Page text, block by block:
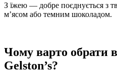
З їжею — добре поєднується з
м’ясом або темним шоколадом.
Чому варто обрати
Gelston’s?